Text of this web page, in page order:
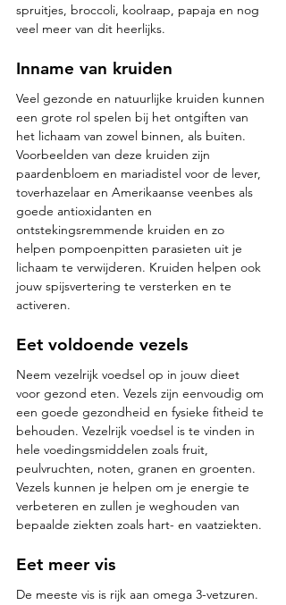
spruitjes, broccoli, koolraap, papaja en nog
veel meer van dit heerlijks.
Inname van kruiden
Veel gezonde en natuurlijke kruiden kunnen
een grote rol spelen bij het ontgiften van
het lichaam van zowel binnen, als buiten.
Voorbeelden van deze kruiden zijn
paardenbloem en mariadistel voor de lever,
toverhazelaar en Amerikaanse veenbes als
goede antioxidanten en
ontstekingsremmende kruiden en zo
helpen pompoenpitten parasieten uit je
lichaam te verwijderen. Kruiden helpen ook
jouw spijsvertering te versterken en te
activeren.
Eet voldoende vezels
Neem vezelrijk voedsel op in jouw dieet
voor gezond eten. Vezels zijn eenvoudig om
een goede gezondheid en fysieke fitheid te
behouden. Vezelrijk voedsel is te vinden in
hele voedingsmiddelen zoals fruit,
peulvruchten, noten, granen en groenten.
Vezels kunnen je helpen om je energie te
verbeteren en zullen je weghouden van
bepaalde ziekten zoals hart- en vaatziekten.
Eet meer vis
De meeste vis is rijk aan omega 3-vetzuren.